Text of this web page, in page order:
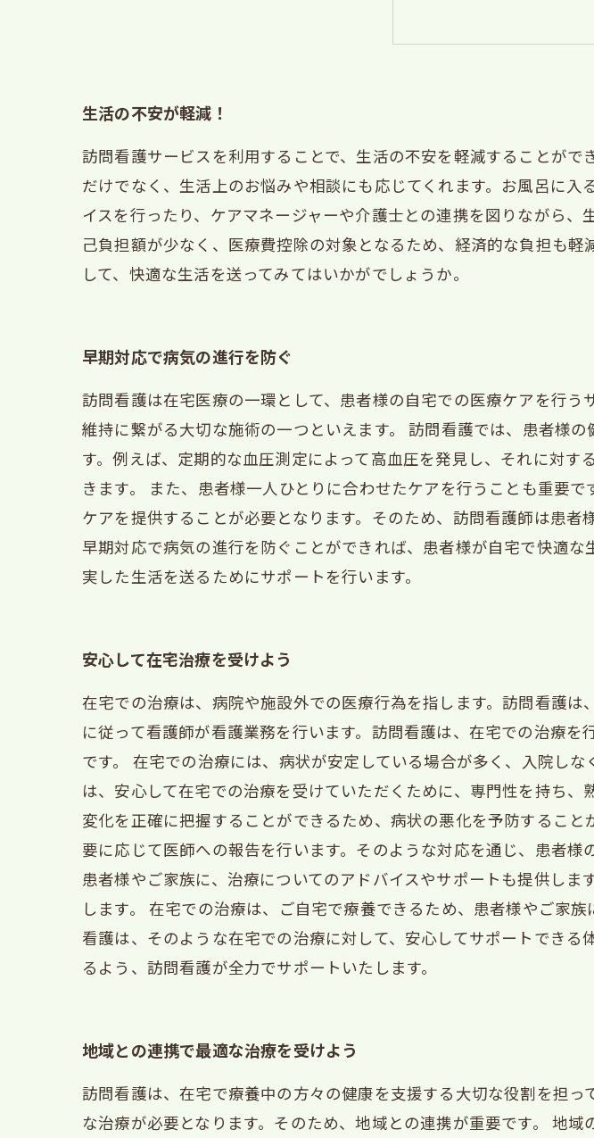
生活の不安が軽減！
訪問看護サービスを利用することで、生活の不安を軽減することが
だけでなく、生活上のお悩みや相談にも応じてくれます。お風呂に
イスを行ったり、ケアマネージャーや介護士との連携を図りながら
己負担額が少なく、医療費控除の対象となるため、経済的な負担も
して、快適な生活を送ってみてはいかがでしょうか。
早期対応で病気の進行を防ぐ
訪問看護は在宅医療の一環として、患者様の自宅での医療ケアを行
維持に繋がる大切な施術の一つといえます。 訪問看護では、患者様
す。例えば、定期的な血圧測定によって高血圧を発見し、それに対
きます。 また、患者様一人ひとりに合わせたケアを行うことも重要
ケアを提供することが必要となります。そのため、訪問看護師は患者
早期対応で病気の進行を防ぐことができれば、患者様が自宅で快適
実した生活を送るためにサポートを行います。
安心して在宅治療を受けよう
在宅での治療は、病院や施設外での医療行為を指します。訪問看護
に従って看護師が看護業務を行います。訪問看護は、在宅での治療
です。 在宅での治療には、病状が安定している場合が多く、入院し
は、安心して在宅での治療を受けていただくために、専門性を持ち
変化を正確に把握することができるため、病状の悪化を予防するこ
要に応じて医師への報告を行います。そのような対応を通じ、患者
患者様やご家族に、治療についてのアドバイスやサポートも提供し
します。 在宅での治療は、ご自宅で療養できるため、患者様やご家
看護は、そのような在宅での治療に対して、安心してサポートでき
るよう、訪問看護が全力でサポートいたします。
地域との連携で最適な治療を受けよう
訪問看護は、在宅で療養中の方々の健康を支援する大切な役割を担
な治療が必要となります。そのため、地域との連携が重要です。 地